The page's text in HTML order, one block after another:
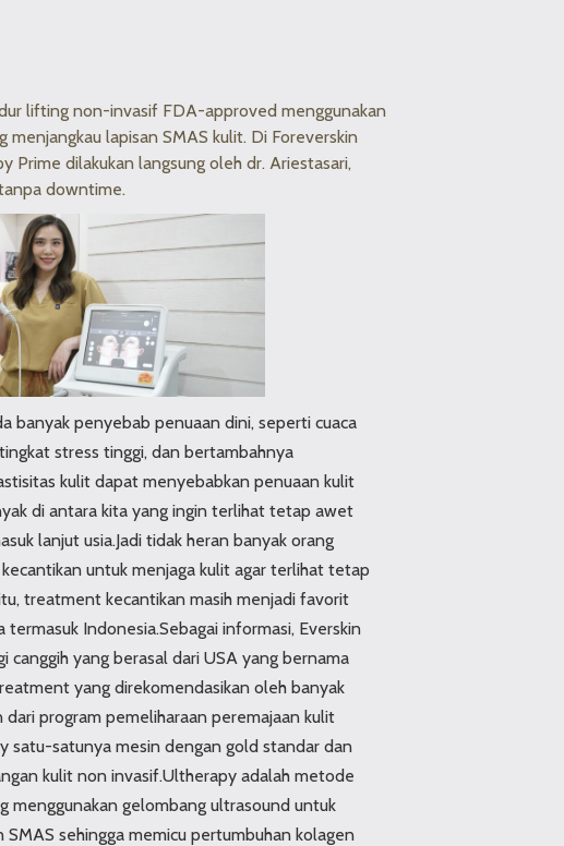
lifting non-invasif FDA-approved menggunakan
lapisan SMAS kulit. Di Foreverskin
Prime dilakukan langsung oleh dr. Ariestasari,
downtime.
banyak penyebab penuaan dini, seperti cuaca
stress tinggi, dan bertambahnya
kulit dapat menyebabkan penuaan kulit
di antara kita yang ingin terlihat tetap awet
lanjut usia.Jadi tidak heran banyak orang
untuk menjaga kulit agar terlihat tetap
treatment kecantikan masih menjadi favorit
termasuk Indonesia.Sebagai informasi, Everskin
canggih yang berasal dari USA yang bernama
yang direkomendasikan oleh banyak
program pemeliharaan peremajaan kulit
satu-satunya mesin dengan gold standar dan
kulit non invasif.Ultherapy adalah metode
menggunakan gelombang ultrasound untuk
sehingga memicu pertumbuhan kolagen